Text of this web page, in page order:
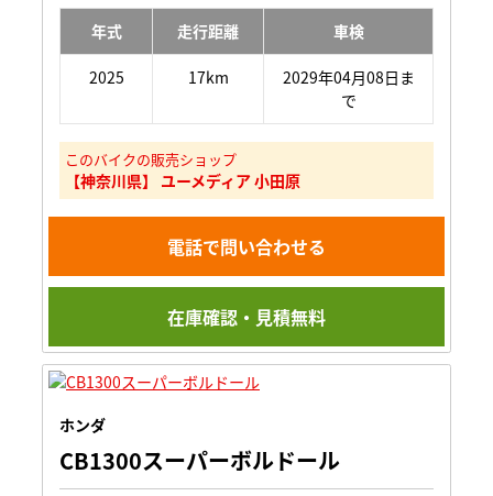
年式 走行距離 車検
2025 17km
2029年04月08日ま
で
このバイクの販売ショップ
【神奈川県】 ユーメディア 小田原
電話で問い合わせる
在庫確認・見積無料
ホンダ
CB1300スーパーボルドール